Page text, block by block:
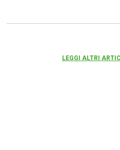
LEGGI ALTRI